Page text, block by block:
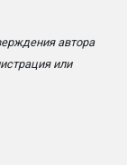
автора
или